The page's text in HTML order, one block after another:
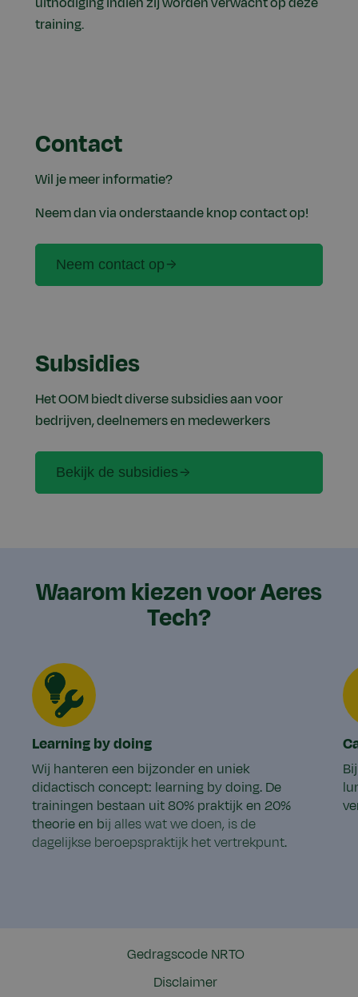
training.
Contact
Wil je meer informatie?
Neem dan via onderstaande knop contact op!
Neem contact op
Subsidies
Het OOM biedt diverse subsidies aan voor
bedrijven, deelnemers en medewerkers
Bekijk de subsidies
Waarom kiezen voor Aeres
Tech?
Learning by doing
Wij hanteren een bijzonder en uniek
didactisch concept: learning by doing. De
trainingen bestaan uit 80% praktijk en 20%
theorie en bij alles wat we doen, is de
dagelijkse beroepspraktijk het vertrekpunt.
Gedragscode NRTO
Disclaimer